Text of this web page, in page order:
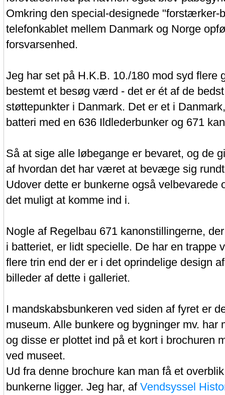
Omkring den special-designede "forstærker-
telefonkablet mellem Danmark og Norge
forsvarsenhed.
Jeg har set på H.K.B. 10./180 mod syd flere
bestemt et besøg værd - det er ét af de
støttepunkter i Danmark. Det er et i
batteri med en 636 Ildlederbunker og 671
Så at sige alle løbegange er bevaret, og de
af hvordan det har været at bevæge sig
Udover dette er bunkerne også velbevarede
det muligt at komme ind i.
Nogle af Regelbau 671 kanonstillingerne,
i batteriet, er lidt specielle. De har en trappe
flere trin end der er i det oprindelige design
billeder af dette i galleriet.
I mandskabsbunkeren ved siden af fyret er
museum. Alle bunkere og bygninger mv. har
og disse er plottet ind på et kort i brochuren
ved museet.
Ud fra denne brochure kan man få et
bunkerne ligger. Jeg har, af Vendsyssel